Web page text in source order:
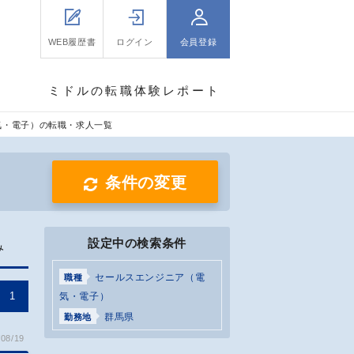
WEB履歴書 ログイン 会員登録
ミドルの転職体験レポート
電子）の転職・求人一覧
条件の変更
1
19
設定中の検索条件
職種
セールスエンジニア（電
気・電子）
勤務地 群馬県